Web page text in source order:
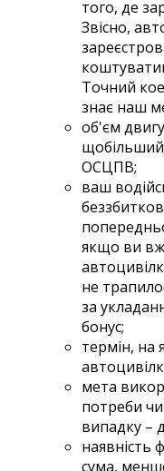
того, де
Звісно,
Точний
знає наш
об'єм
щобільший
ОСЦПВ;
ваш
якщо ви
не
за
бонус;
термін, на
мета
потреби чи
випадку –
сума,